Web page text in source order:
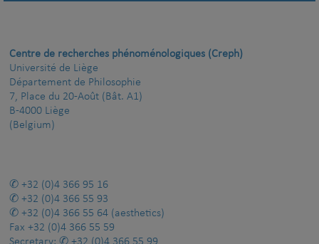
Centre de recherches phénoménologiques (Creph)
Université de Liège
Département de Philosophie
7, Place du 20-Août (Bât. A1)
B-4000 Liège
(Belgium)
+32 (0)4 366 95 16
+32 (0)4 366 55 93
+32 (0)4 366 55 64 (aesthetics)
Fax +32 (0)4 366 55 59